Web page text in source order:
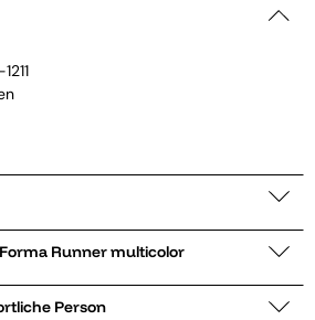
Details zu Sneaker low Forma Runner multicolor
Person